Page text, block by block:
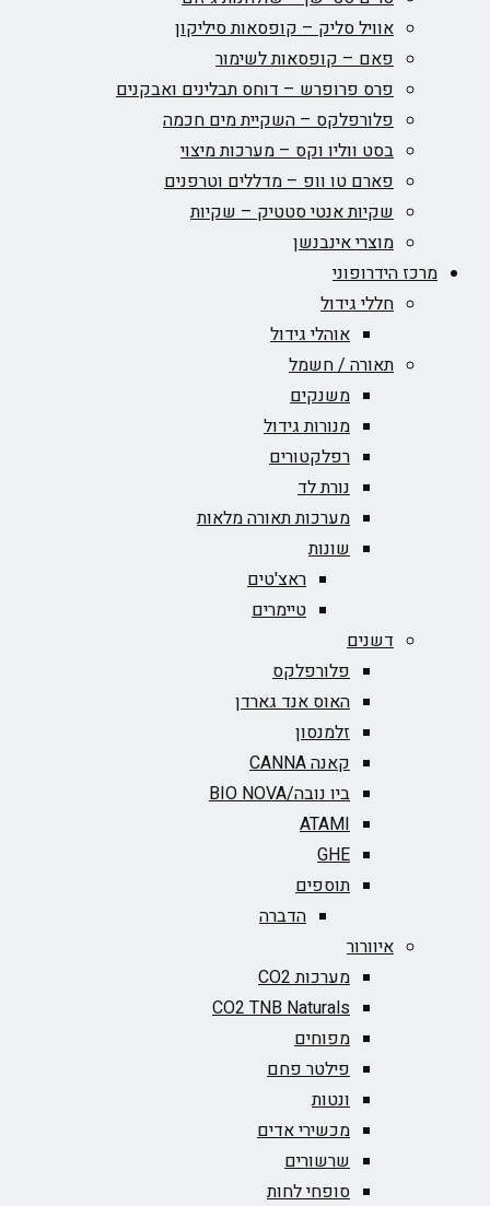
אוויל סליק – קופסאות סיליקון
פאם – קופסאות לשימור
פרס פרופרש – דוחס תבלינים ואבקנים
פלורפלקס – השקיית מים חכמה
בסט ווליו וקס – מערכות מיצוי
פארם טו וופ – מדללים וטרפנים
שקיות אנטי סטטיק – שקיות
מוצרי אינבנשן
מרכז הידרופוני
חללי גידול
אוהלי גידול
תאורה / חשמל
משנקים
מנורות גידול
רפלקטורים
נורת לד
מערכות תאורה מלאות
שונות
ראצ'טים
טיימרים
דשנים
פלורפלקס
האוס אנד גארדן
זלמנסון
קאנה CANNA
ביו נובה/BIO NOVA‏
ATAMI
GHE
תוספים
הדברה
איוורור
מערכות CO2
CO2 TNB Naturals
מפוחים
פילטר פחם
ונטות
מכשירי אדים
שרשורים
סופחי לחות